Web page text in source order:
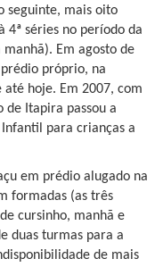
seguinte, mais oito
4ª séries no período da
Em agosto de
próprio, na
até hoje. Em 2007, com
de Itapira passou a
para crianças a
em prédio alugado na
formadas (as três
cursinho, manhã e
duas turmas para a
de mais